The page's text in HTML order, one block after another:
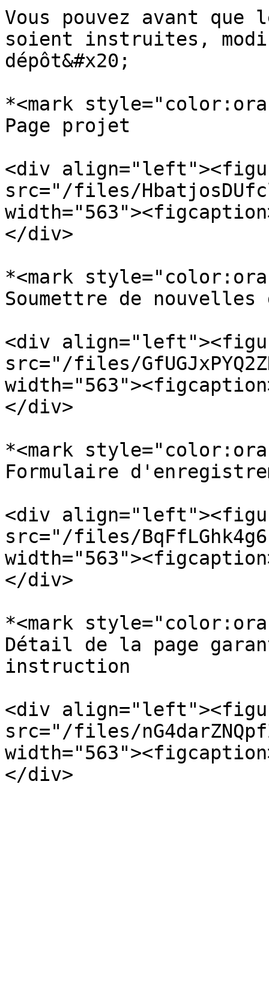
Vous pouvez avant
soient instruites,
dépôt&#x20;
*<mark
Page projet
<div
src="/files/
</div>
*<mark
Soumettre de
<div
src="/files/
</div>
*<mark
Formulaire
<div
src="/files/
</div>
*<mark
Détail de la page
instruction
<div
src="/files/